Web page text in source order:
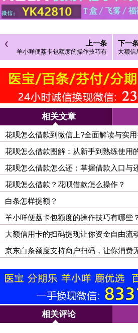
上一条
羊小咩便荔卡包额度的操作技巧有
哪些？2026年最新羊小咩便荔卡包
下一
大额信
由流动
相关文章
花呗怎么借款到微信上?全面解读与实
花呗怎么借款图解：从新手到熟练使用
花呗怎么借款怎么还：掌握借款入口与
花呗怎么借款？花呗借款怎么操作？
白条怎样提额？
羊小咩便荔卡包额度的操作技巧有哪些
荔卡包额度使用中注意事项
大额信用卡的扫码提现让你资金自由流
京东白条额度支持商户扫码，让你消费
相关评论